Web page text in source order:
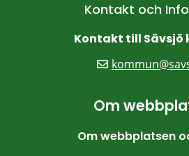
Kontakt och
Kontakt till Sävsjö
Om
Om webbplatsen